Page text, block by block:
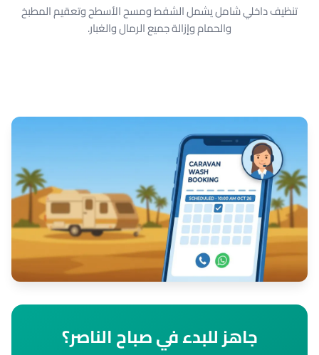
تنظيف داخلي شامل يشمل الشفط ومسح الأسطح وتعقيم المطبخ
والحمام وإزالة جميع الرمال والغبار.
جاهز للبدء في صباح الناصر؟